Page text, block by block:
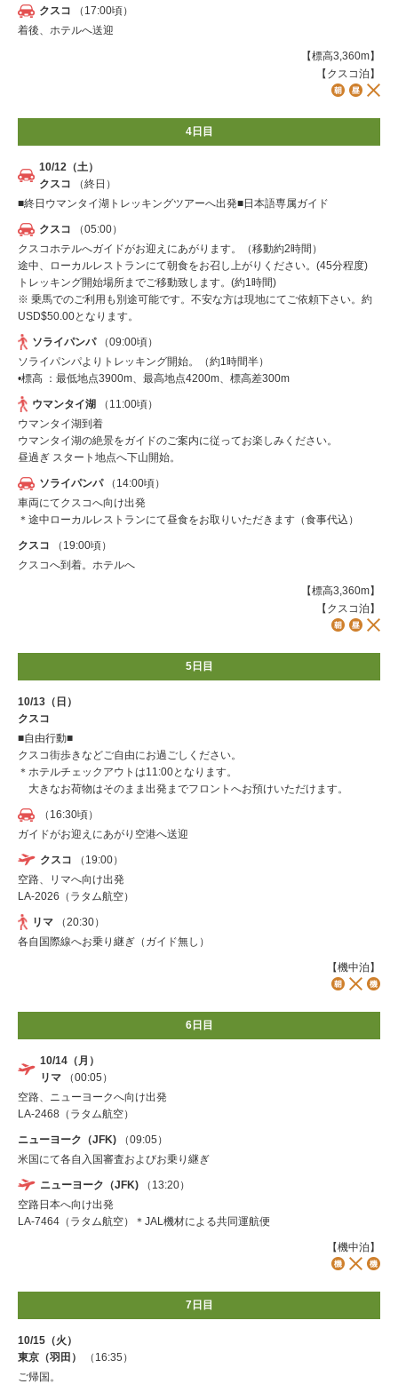
クスコ
（17:00頃）
着後、ホテルへ送迎
【標高3,360m】
【クスコ泊】
4日目
10/12（土）
クスコ
（終日）
■終日ウマンタイ湖トレッキングツアーへ出発■日本語専属ガイド
クスコ
（05:00）
クスコホテルへガイドがお迎えにあがります。（移動約2時間）
途中、ローカルレストランにて朝食をお召し上がりください。(45分程度)
トレッキング開始場所までご移動致します。(約1時間)
※ 乗馬でのご利用も別途可能です。不安な方は現地にてご依頼下さい。約
USD$50.00となります。
ソライパンパ
（09:00頃）
ソライパンパよりトレッキング開始。（約1時間半）
•標高 ：最低地点3900m、最高地点4200m、標高差300m
ウマンタイ湖
（11:00頃）
ウマンタイ湖到着
ウマンタイ湖の絶景をガイドのご案内に従ってお楽しみください。
昼過ぎ スタート地点へ下山開始。
ソライパンパ
（14:00頃）
車両にてクスコへ向け出発
＊途中ローカルレストランにて昼食をお取りいただきます（食事代込）
クスコ
（19:00頃）
クスコへ到着。ホテルへ
【標高3,360m】
【クスコ泊】
5日目
10/13（日）
クスコ
■自由行動■
クスコ街歩きなどご自由にお過ごしください。
＊ホテルチェックアウトは11:00となります。
大きなお荷物はそのまま出発までフロントへお預けいただけます。
（16:30頃）
ガイドがお迎えにあがり空港へ送迎
クスコ
（19:00）
空路、リマへ向け出発
LA-2026（ラタム航空）
リマ
（20:30）
各自国際線へお乗り継ぎ（ガイド無し）
【機中泊】
6日目
10/14（月）
リマ
（00:05）
空路、ニューヨークへ向け出発
LA-2468（ラタム航空）
ニューヨーク（JFK)
（09:05）
米国にて各自入国審査およびお乗り継ぎ
ニューヨーク（JFK)
（13:20）
空路日本へ向け出発
LA-7464（ラタム航空）＊JAL機材による共同運航便
【機中泊】
7日目
10/15（火）
東京（羽田）
（16:35）
ご帰国。